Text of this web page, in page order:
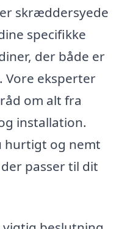
skræddersyede
specifikke
der både er
Vore eksperter
om alt fra
installation.
hurtigt og nemt
passer til dit